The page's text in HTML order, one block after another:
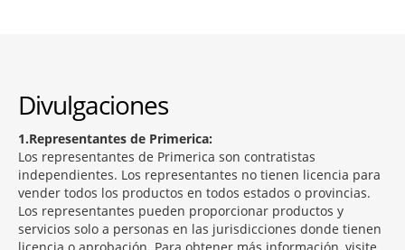
Divulgaciones
1 Representantes de Primerica:
Los representantes de Primerica son contratistas
independientes. Los representantes no tienen licencia para
vender todos los productos en todos estados o provincias.
Los representantes pueden proporcionar productos y
servicios solo a personas en las jurisdicciones donde tienen